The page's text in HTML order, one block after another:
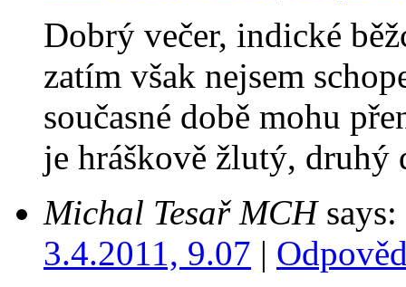
Dobrý večer, indické
zatím však nejsem
současné době mohu
je hráškově žlutý, druhý
Michal Tesař MCH says:
3.4.2011, 9.07 |